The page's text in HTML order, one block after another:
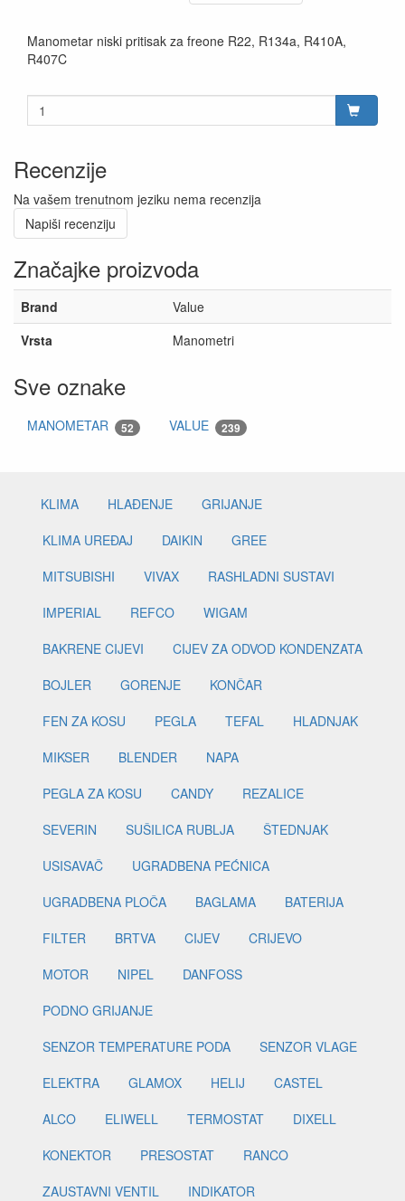
Manometar niski pritisak za freone R22, R134a, R410A,
R407C
Recenzije
Na vašem trenutnom jeziku nema recenzija
Napiši recenziju
Značajke proizvoda
Brand
Value
Vrsta
Manometri
Sve oznake
MANOMETAR 52 VALUE 239
KLIMA HLAĐENJE
GRIJANJE
KLIMA UREĐAJ
DAIKIN
GREE
MITSUBISHI
VIVAX
RASHLADNI SUSTAVI
IMPERIAL
REFCO
WIGAM
BAKRENE CIJEVI
CIJEV ZA ODVOD KONDENZATA
BOJLER
GORENJE
KONČAR
FEN ZA KOSU
PEGLA TEFAL
HLADNJAK
MIKSER
BLENDER
NAPA
PEGLA ZA KOSU
CANDY
REZALICE
SEVERIN
SUŠILICA RUBLJA
ŠTEDNJAK
USISAVAČ
UGRADBENA PEĆNICA
UGRADBENA PLOČA
BAGLAMA
BATERIJA
FILTER
BRTVA CIJEV
CRIJEVO
MOTOR
NIPEL
DANFOSS
PODNO GRIJANJE
SENZOR TEMPERATURE PODA
SENZOR VLAGE
ELEKTRA
GLAMOX HELIJ
CASTEL
ALCO
ELIWELL TERMOSTAT
DIXELL
KONEKTOR
PRESOSTAT
RANCO
ZAUSTAVNI VENTIL
INDIKATOR